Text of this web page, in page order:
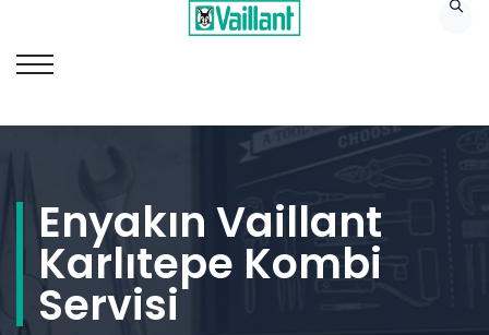
Enyakın Vaillant
Karlıtepe Kombi
Servisi